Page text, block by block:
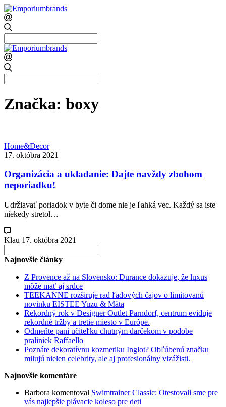
for:
for:
Značka: boxy
Home&Decor
17. októbra 2021
Organizácia a ukladanie: Dajte navždy zbohom
neporiadku!
Udržiavať poriadok v byte či dome nie je ľahká vec. Každý sa iste
niekedy stretol…
Klau 17. októbra 2021
for:
Najnovšie články
Z Provence až na Slovensko: Durance dokazuje, že luxus
môže mať aj srdce
TEEKANNE rozširuje rad ľadových čajov o limitovanú
novinku EISTEE Yuzu & Mäta
Rekordný rok v Designer Outlet Parndorf, centrum eviduje
rekordné tržby a tretie miesto v Európe.
Odmeňte pani učiteľku chutným darčekom v podobe
praliniek Raffaello
Poznáte dekoratívnu kozmetiku Inglot? Obľúbenú značku
milujú nielen celebrity, ale aj profesionálny vizážisti.
Najnovšie komentáre
Barbora komentoval Swimtrainer Classic: Otestovali sme pre
vás najlepšie plávacie koleso pre deti